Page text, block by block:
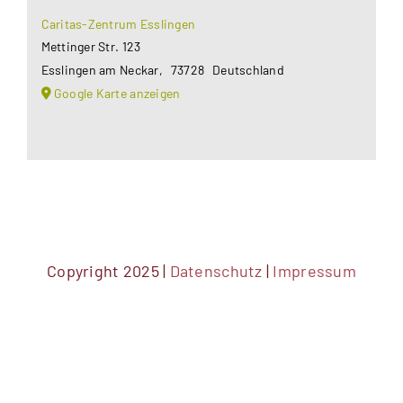
Caritas-Zentrum Esslingen
Mettinger Str. 123
Esslingen am Neckar, 73728 Deutschland
Google Karte anzeigen
Copyright 2025 | Datenschutz | Impressum